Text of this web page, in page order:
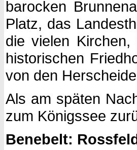
barocken
Platz, das
die vielen
historischen
von den
Als am späten
zum Königssee
Benebelt: